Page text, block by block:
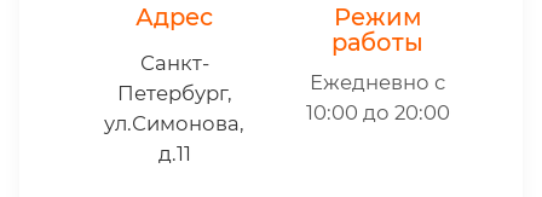
Адрес
Санкт-
Петербург,
ул.Симонова,
д.11
Режим
работы
Ежедневно с
10:00 до 20:00